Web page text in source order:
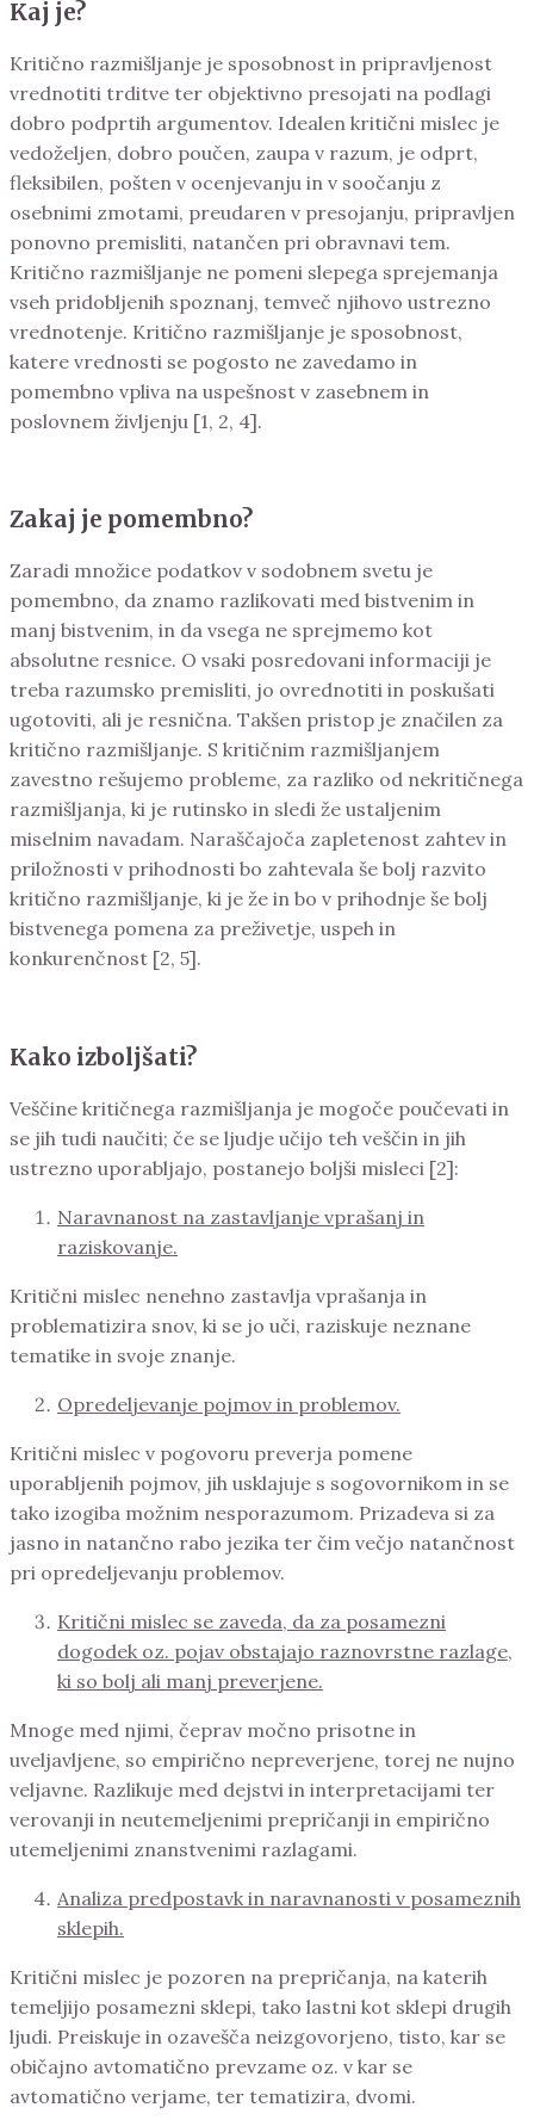
Kaj je?
Kritično razmišljanje je sposobnost in pripravljenost
vrednotiti trditve ter objektivno presojati na podlagi
dobro podprtih argumentov. Idealen kritični mislec je
vedoželjen, dobro poučen, zaupa v razum, je odprt,
fleksibilen, pošten v ocenjevanju in v soočanju z
osebnimi zmotami, preudaren v presojanju, pripravljen
ponovno premisliti, natančen pri obravnavi tem.
Kritično razmišljanje ne pomeni slepega sprejemanja
vseh pridobljenih spoznanj, temveč njihovo ustrezno
vrednotenje. Kritično razmišljanje je sposobnost,
katere vrednosti se pogosto ne zavedamo in
pomembno vpliva na uspešnost v zasebnem in
poslovnem življenju [1, 2, 4].
Zakaj je pomembno?
Zaradi množice podatkov v sodobnem svetu je
pomembno, da znamo razlikovati med bistvenim in
manj bistvenim, in da vsega ne sprejmemo kot
absolutne resnice. O vsaki posredovani informaciji je
treba razumsko premisliti, jo ovrednotiti in poskušati
ugotoviti, ali je resnična. Takšen pristop je značilen za
kritično razmišljanje. S kritičnim razmišljanjem
zavestno rešujemo probleme, za razliko od nekritičnega
razmišljanja, ki je rutinsko in sledi že ustaljenim
miselnim navadam. Naraščajoča zapletenost zahtev in
priložnosti v prihodnosti bo zahtevala še bolj razvito
kritično razmišljanje, ki je že in bo v prihodnje še bolj
bistvenega pomena za preživetje, uspeh in
konkurenčnost [2, 5].
Kako izboljšati?
Veščine kritičnega razmišljanja je mogoče poučevati in
se jih tudi naučiti; če se ljudje učijo teh veščin in jih
ustrezno uporabljajo, postanejo boljši misleci [2]:
Naravnanost na zastavljanje vprašanj in
raziskovanje.
Kritični mislec nenehno zastavlja vprašanja in
problematizira snov, ki se jo uči, raziskuje neznane
tematike in svoje znanje.
Opredeljevanje pojmov in problemov.
Kritični mislec v pogovoru preverja pomene
uporabljenih pojmov, jih usklajuje s sogovornikom in se
tako izogiba možnim nesporazumom. Prizadeva si za
jasno in natančno rabo jezika ter čim večjo natančnost
pri opredeljevanju problemov.
Kritični mislec se zaveda, da za posamezni
dogodek oz. pojav obstajajo raznovrstne razlage,
ki so bolj ali manj preverjene.
Mnoge med njimi, čeprav močno prisotne in
uveljavljene, so empirično nepreverjene, torej ne nujno
veljavne. Razlikuje med dejstvi in interpretacijami ter
verovanji in neutemeljenimi prepričanji in empirično
utemeljenimi znanstvenimi razlagami.
Analiza predpostavk in naravnanosti v posameznih
sklepih.
Kritični mislec je pozoren na prepričanja, na katerih
temeljijo posamezni sklepi, tako lastni kot sklepi drugih
ljudi. Preiskuje in ozavešča neizgovorjeno, tisto, kar se
običajno avtomatično prevzame oz. v kar se
avtomatično verjame, ter tematizira, dvomi.